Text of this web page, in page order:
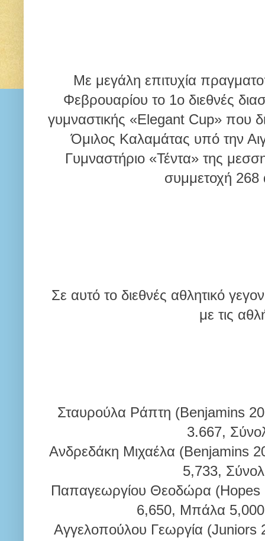
Με μεγάλη επιτυχία
Φεβρουαρίου το 1ο διεθνές
γυμναστικής «Elegant Cup» που
Όμιλος Καλαμάτας υπό την
Γυμναστήριο «Τέντα» της
συμμετοχή
Σε αυτό το διεθνές αθλητικό
με τις
Σταυρούλα Ράπτη (Benjamins
3.667,
Ανδρεδάκη Μιχαέλα (Benjamins
5,733,
Παπαγεωργίου Θεοδώρα (Hopes
6,650, Μπάλα
Αγγελοπούλου Γεωργία (Juniors